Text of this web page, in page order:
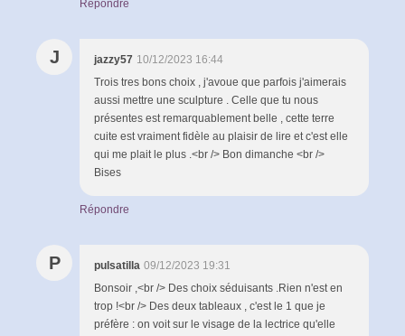
Répondre
J jazzy57 10/12/2023 16:44
Trois tres bons choix , j'avoue que parfois j'aimerais
aussi mettre une sculpture . Celle que tu nous
présentes est remarquablement belle , cette terre
cuite est vraiment fidèle au plaisir de lire et c'est elle
qui me plait le plus .<br /> Bon dimanche <br />
Bises
Répondre
P pulsatilla 09/12/2023 19:31
Bonsoir ,<br /> Des choix séduisants .Rien n'est en
trop !<br /> Des deux tableaux , c'est le 1 que je
préfère : on voit sur le visage de la lectrice qu'elle